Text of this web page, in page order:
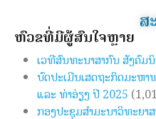
ສ
ຫົວຂໍ້ທີ່ມີຜູ້ສົນໃຈຫຼາຍ
ເວທີສົນທະນາສາກົນ ສັງຄົມ
ບົດປະເມີນເສດຖະກິດມະຫາ
ແລະ ທ່າອ່ຽງ ປີ 2025
ກອງປະຊຸມສຳມະນາວິທະຍ